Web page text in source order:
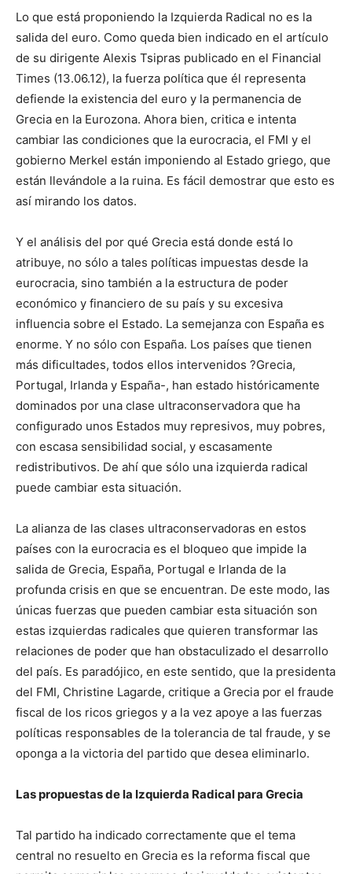
Lo que está proponiendo la Izquierda Radical no es la
salida del euro. Como queda bien indicado en el artículo
de su dirigente Alexis Tsipras publicado en el Financial
Times (13.06.12), la fuerza política que él representa
defiende la existencia del euro y la permanencia de
Grecia en la Eurozona. Ahora bien, critica e intenta
cambiar las condiciones que la eurocracia, el FMI y el
gobierno Merkel están imponiendo al Estado griego, que
están llevándole a la ruina. Es fácil demostrar que esto es
así mirando los datos.
Y el análisis del por qué Grecia está donde está lo
atribuye, no sólo a tales políticas impuestas desde la
eurocracia, sino también a la estructura de poder
económico y financiero de su país y su excesiva
influencia sobre el Estado. La semejanza con España es
enorme. Y no sólo con España. Los países que tienen
más dificultades, todos ellos intervenidos ?Grecia,
Portugal, Irlanda y España-, han estado históricamente
dominados por una clase ultraconservadora que ha
configurado unos Estados muy represivos, muy pobres,
con escasa sensibilidad social, y escasamente
redistributivos. De ahí que sólo una izquierda radical
puede cambiar esta situación.
La alianza de las clases ultraconservadoras en estos
países con la eurocracia es el bloqueo que impide la
salida de Grecia, España, Portugal e Irlanda de la
profunda crisis en que se encuentran. De este modo, las
únicas fuerzas que pueden cambiar esta situación son
estas izquierdas radicales que quieren transformar las
relaciones de poder que han obstaculizado el desarrollo
del país. Es paradójico, en este sentido, que la presidenta
del FMI, Christine Lagarde, critique a Grecia por el fraude
fiscal de los ricos griegos y a la vez apoye a las fuerzas
políticas responsables de la tolerancia de tal fraude, y se
oponga a la victoria del partido que desea eliminarlo.
Las propuestas de la Izquierda Radical para Grecia
Tal partido ha indicado correctamente que el tema
central no resuelto en Grecia es la reforma fiscal que